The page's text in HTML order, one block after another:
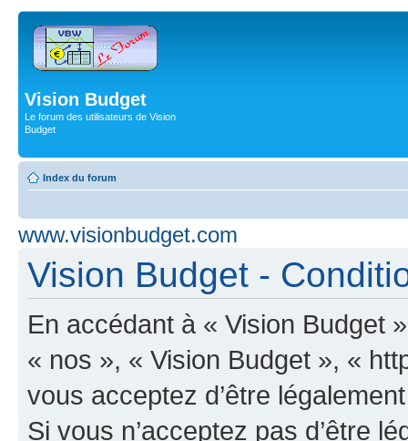
Vision Budget
Le forum des utilisateurs de Vision
Budget
Index du forum
www.visionbudget.com
Vision Budget -
En accédant à « Vision Budget
« nos », « Vision Budget », «
vous acceptez d’être
Si vous n’acceptez pas d’être